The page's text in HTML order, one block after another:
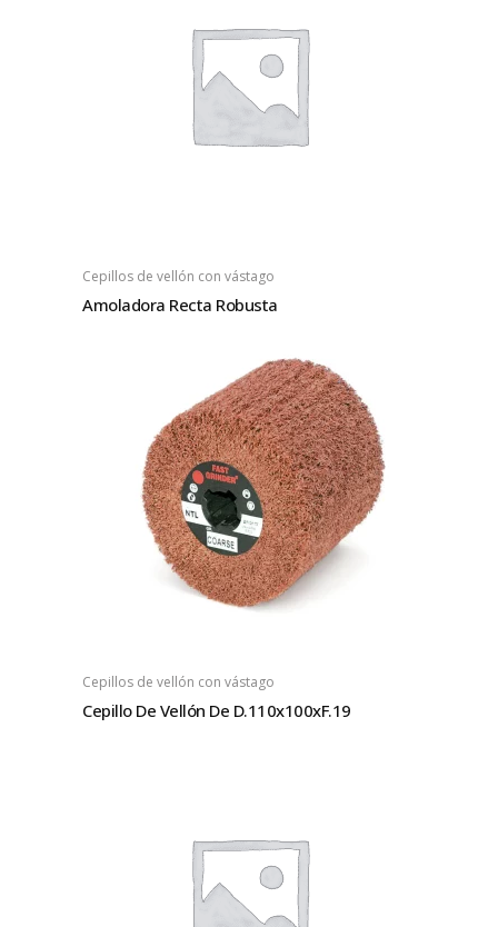
Cepillos de vellón con vástago
Amoladora Recta Robusta
Cepillos de vellón con vástago
Cepillo De Vellón De D.110x100xF.19